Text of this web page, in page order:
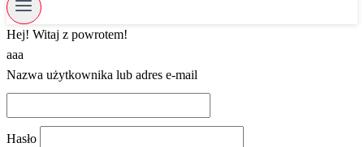
Hej! Witaj z powrotem!
aaa
Nazwa użytkownika lub adres e-mail
Hasło